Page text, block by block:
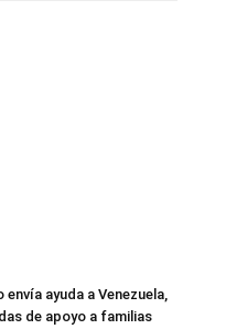
envía ayuda a Venezuela,
de apoyo a familias